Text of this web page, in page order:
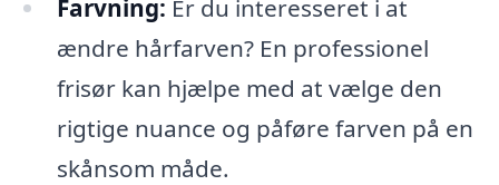
Farvning: Er du interesseret i at
ændre hårfarven? En professionel
frisør kan hjælpe med at vælge den
rigtige nuance og påføre farven på en
skånsom måde.